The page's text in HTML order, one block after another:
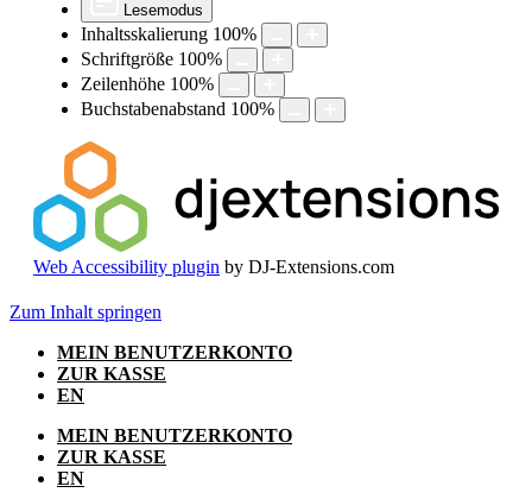
Lesemodus
Inhaltsskalierung 100%
Schriftgröße 100%
Zeilenhöhe 100%
Buchstabenabstand 100%
Web Accessibility plugin by DJ-Extensions.com
Zum Inhalt springen
MEIN BENUTZERKONTO
ZUR KASSE
EN
MEIN BENUTZERKONTO
ZUR KASSE
EN